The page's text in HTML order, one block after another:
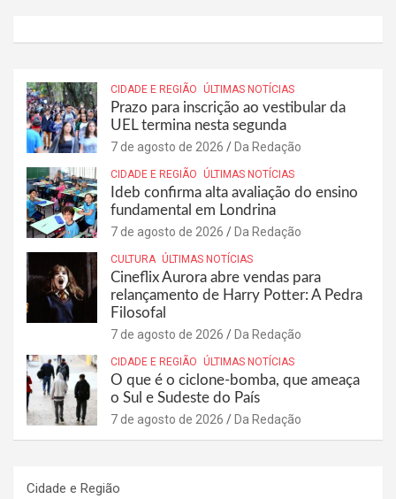
CIDADE E REGIÃO ÚLTIMAS NOTÍCIAS
Prazo para inscrição ao vestibular da
UEL termina nesta segunda
7 de agosto de 2026 Da Redação
CIDADE E REGIÃO ÚLTIMAS NOTÍCIAS
Ideb confirma alta avaliação do ensino
fundamental em Londrina
7 de agosto de 2026 Da Redação
CULTURA ÚLTIMAS NOTÍCIAS
Cineflix Aurora abre vendas para
relançamento de Harry Potter: A Pedra
Filosofal
7 de agosto de 2026 Da Redação
CIDADE E REGIÃO ÚLTIMAS NOTÍCIAS
O que é o ciclone-bomba, que ameaça
o Sul e Sudeste do País
7 de agosto de 2026 Da Redação
Cidade e Região